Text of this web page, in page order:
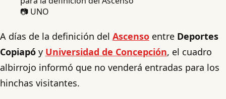
📷 UNO
A días de la definición del Ascenso entre Deportes
Copiapó y Universidad de Concepción, el cuadro
albirrojo informó que no venderá entradas para los
hinchas visitantes.